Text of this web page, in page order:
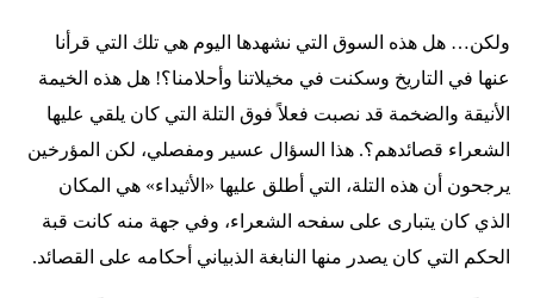
ولكن… هل هذه السوق التي نشهدها اليوم هي تلك التي قرأنا
عنها في التاريخ وسكنت في مخيلاتنا وأحلامنا؟! هل هذه الخيمة
الأنيقة والضخمة قد نصبت فعلاً فوق التلة التي كان يلقي عليها
الشعراء قصائدهم؟. هذا السؤال عسير ومفصلي، لكن المؤرخين
يرجحون أن هذه التلة، التي أطلق عليها «الأثيداء» هي المكان
الذي كان يتبارى على سفحه الشعراء، وفي جهة منه كانت قبة
الحكم التي كان يصدر منها النابغة الذبياني أحكامه على القصائد.